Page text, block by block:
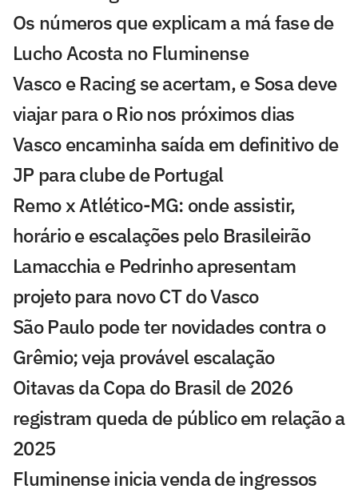
Os números que explicam a má fase de
Lucho Acosta no Fluminense
Vasco e Racing se acertam, e Sosa deve
viajar para o Rio nos próximos dias
Vasco encaminha saída em definitivo de
JP para clube de Portugal
Remo x Atlético-MG: onde assistir,
horário e escalações pelo Brasileirão
Lamacchia e Pedrinho apresentam
projeto para novo CT do Vasco
São Paulo pode ter novidades contra o
Grêmio; veja provável escalação
Oitavas da Copa do Brasil de 2026
registram queda de público em relação a
2025
Fluminense inicia venda de ingressos